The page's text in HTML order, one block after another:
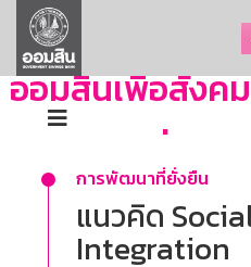
ลูกค้าธุรกิจ
ลูกค้าผู้ประกอบรายย่อย
โปรโมชัน
เกี่ยวกับธนาคาร
การพัฒนาที่ยั่งยืน
ข่าวสาร
ออมสินเพื่อสังค
การพัฒนาที่ยั่งยืน
แนวคิด
Integration